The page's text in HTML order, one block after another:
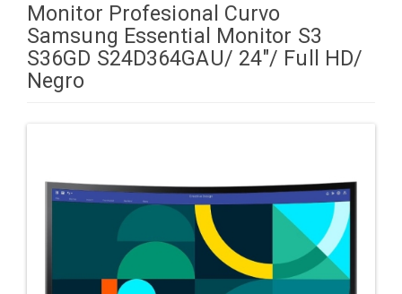
Monitor Profesional Curvo
Samsung Essential Monitor S3
S36GD S24D364GAU/ 24"/ Full HD/
Negro